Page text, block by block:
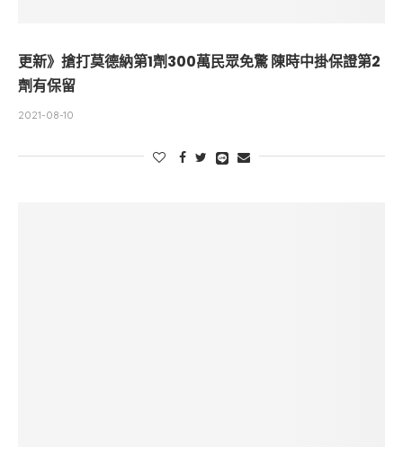
更新》搶打莫德納第1劑300萬民眾免驚 陳時中掛保證第2
劑有保留
2021-08-10